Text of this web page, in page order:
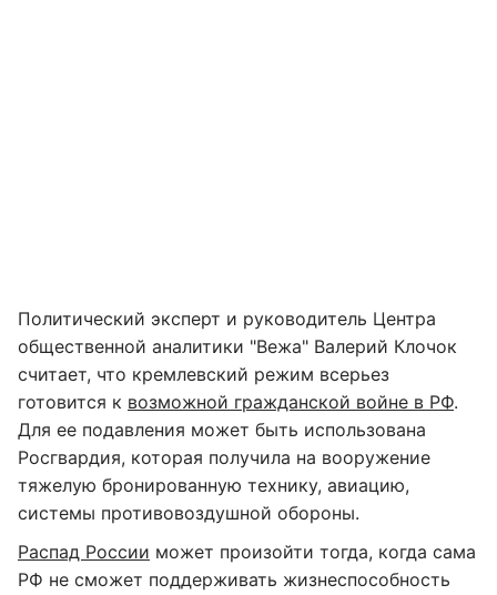
Политический эксперт и руководитель Центра
общественной аналитики "Вежа" Валерий Клочок
считает, что кремлевский режим всерьез
готовится к возможной гражданской войне в РФ.
Для ее подавления может быть использована
Росгвардия, которая получила на вооружение
тяжелую бронированную технику, авиацию,
системы противовоздушной обороны.
Распад России может произойти тогда, когда сама
РФ не сможет поддерживать жизнеспособность